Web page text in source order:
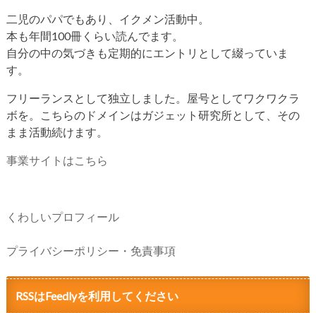
二児のパパでもあり、イクメン活動中。
本も年間100冊くらい読んでます。
自分の中の気づきも定期的にエントリとして綴っていま
す。
フリーランスとして独立しました。屋号としてワクワクラ
ボを。こちらのドメインはガジェット研究所として、その
まま活動続けます。
事業サイトはこちら
くわしいプロフィール
プライバシーポリシー・免責事項
RSSはFeedlyを利用してください